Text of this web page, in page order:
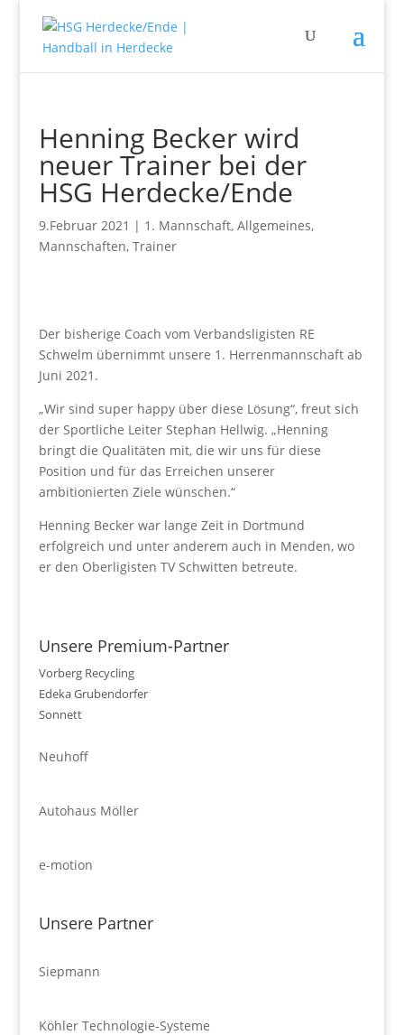
Henning Becker wird
neuer Trainer bei der
HSG Herdecke/Ende
9.Februar 2021 | 1. Mannschaft, Allgemeines,
Mannschaften, Trainer
Der bisherige Coach vom Verbandsligisten RE
Schwelm übernimmt unsere 1. Herrenmannschaft ab
Juni 2021.
„Wir sind super happy über diese Lösung“, freut sich
der Sportliche Leiter Stephan Hellwig. „Henning
bringt die Qualitäten mit, die wir uns für diese
Position und für das Erreichen unserer
ambitionierten Ziele wünschen.“
Henning Becker war lange Zeit in Dortmund
erfolgreich und unter anderem auch in Menden, wo
er den Oberligisten TV Schwitten betreute.
Unsere Premium-Partner
Vorberg Recycling
Edeka Grubendorfer
Sonnett
Neuhoff
Autohaus Möller
e-motion
Unsere Partner
Siepmann
Köhler Technologie-Systeme